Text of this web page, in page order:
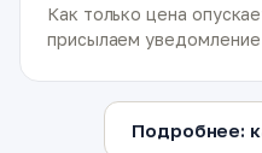
Как только цена
присылаем
Подробнее: